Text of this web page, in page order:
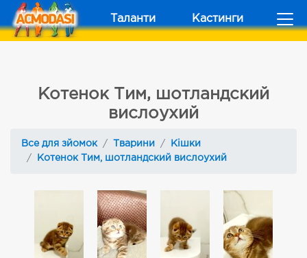
Таланти Кастинги
Котенок Тим, шотландский
вислоухий
Все для зйомок Тварини
Кішки
Котенок Тим, шотландский вислоухий